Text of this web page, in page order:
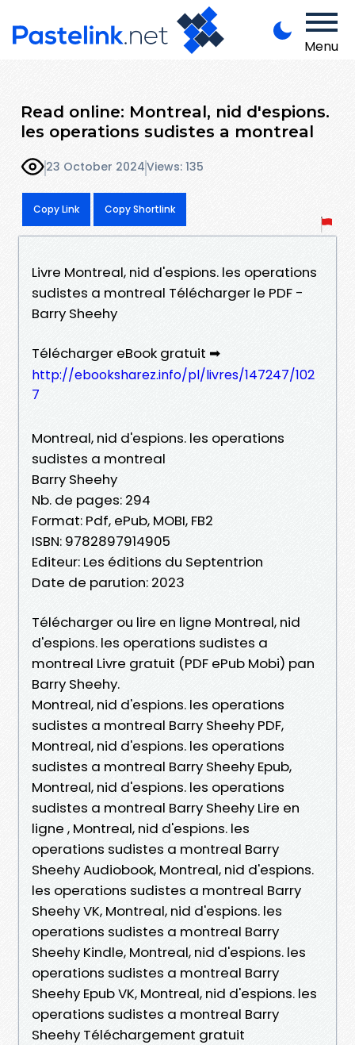
Menu
Read online: Montreal, nid d'espions.
les operations sudistes a montreal
23 October 2024Views: 135
Copy Link Copy Shortlink
Livre Montreal, nid d'espions. les operations
sudistes a montreal Télécharger le PDF -
Barry Sheehy
Télécharger eBook gratuit ➡
http://ebooksharez.info/pl/livres/147247/102
7
Montreal, nid d'espions. les operations
sudistes a montreal
Barry Sheehy
Nb. de pages: 294
Format: Pdf, ePub, MOBI, FB2
ISBN: 9782897914905
Editeur: Les éditions du Septentrion
Date de parution: 2023
Télécharger ou lire en ligne Montreal, nid
d'espions. les operations sudistes a
montreal Livre gratuit (PDF ePub Mobi) pan
Barry Sheehy.
Montreal, nid d'espions. les operations
sudistes a montreal Barry Sheehy PDF,
Montreal, nid d'espions. les operations
sudistes a montreal Barry Sheehy Epub,
Montreal, nid d'espions. les operations
sudistes a montreal Barry Sheehy Lire en
ligne , Montreal, nid d'espions. les
operations sudistes a montreal Barry
Sheehy Audiobook, Montreal, nid d'espions.
les operations sudistes a montreal Barry
Sheehy VK, Montreal, nid d'espions. les
operations sudistes a montreal Barry
Sheehy Kindle, Montreal, nid d'espions. les
operations sudistes a montreal Barry
Sheehy Epub VK, Montreal, nid d'espions. les
operations sudistes a montreal Barry
Sheehy Téléchargement gratuit